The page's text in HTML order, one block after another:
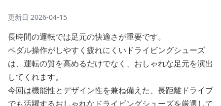
更新日 2026-04-15
長時間の運転では足元の快適さが重要です。
ペダル操作がしやすく疲れにくいドライビングシューズ
は、運転の質を高めるだけでなく、おしゃれな足元を演出
してくれます。
今回は機能性とデザイン性を兼ね備えた、長距離ドライブ
でも活躍するおしゃれなドライビングシューズを厳選して